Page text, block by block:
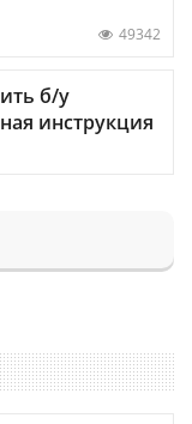
49342
б/у
инструкция